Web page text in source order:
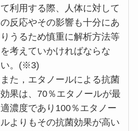
て利用する際、人体に対して
の反応やその影響も十分にあ
りうるため慎重に解析方法等
を考えていかければならな
い。(※3)
また，エタノールによる抗菌
効果は、70％エタノールが最
適濃度であり100％エタノー
ルよりもその抗菌効果が高い